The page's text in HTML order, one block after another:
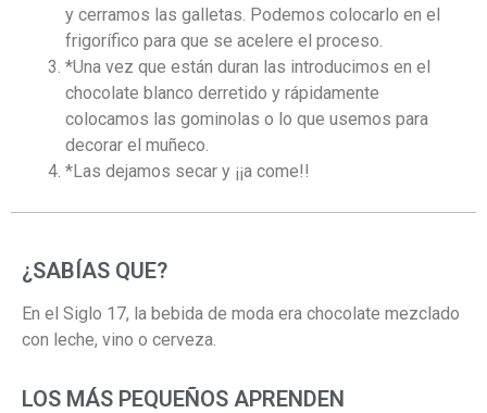
y cerramos las galletas. Podemos colocarlo en el
frigorífico para que se acelere el proceso.
*Una vez que están duran las introducimos en el
chocolate blanco derretido y rápidamente
colocamos las gominolas o lo que usemos para
decorar el muñeco.
*Las dejamos secar y ¡¡a come!!
¿SABÍAS QUE?
En el Siglo 17, la bebida de moda era chocolate mezclado
con leche, vino o cerveza.
LOS MÁS PEQUEÑOS APRENDEN